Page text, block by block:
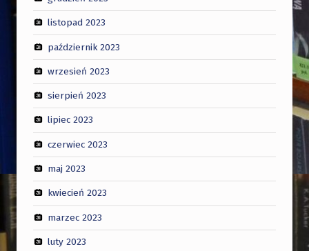
listopad 2023
październik 2023
wrzesień 2023
sierpień 2023
lipiec 2023
czerwiec 2023
maj 2023
kwiecień 2023
marzec 2023
luty 2023